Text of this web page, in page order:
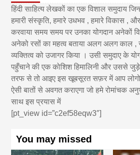
हिंदी साहित्य लेखकों का एक विशाल समुदाय
हमारी संस्कृति, हमारे उधभव , हमारे विकास ,
करवाया समय समय पर उनका योगदान अनेकों
अनेको रसों का महत्व बताया अलग अलग काल ,
व्यक्तित्व को उजागर किया । उसी समुदाए के
पहुँचाने की एक कोशिश हिमालिनी और उससे जुड़े
तरफ से तो आइए इस खूबसूरत सफ़र में आप
ऐसी बातों से अवगत कराएगा जो हमे रोमांचक
साथ इस प्रयास में
[pt_view id=”c2ef58eqw3″]
You may missed